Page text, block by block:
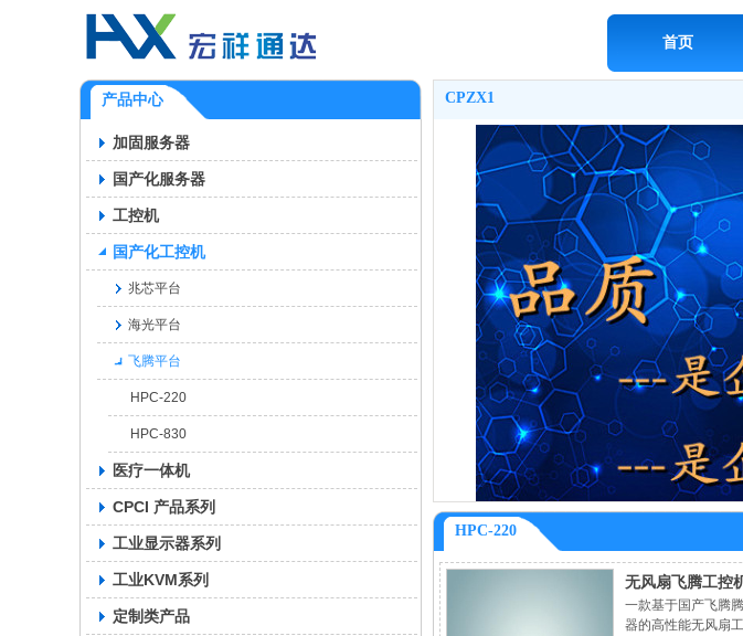
首页
产品中心
加固服务器
国产化服务器
工控机
国产化工控机
兆芯平台
海光平台
飞腾平台
HPC-220
HPC-830
医疗一体机
CPCI 产品系列
工业显示器系列
工业KVM系列
定制类产品
CPZX1
HPC-220
无风扇飞腾工控
一款基于国产飞腾
器的高性能无风扇